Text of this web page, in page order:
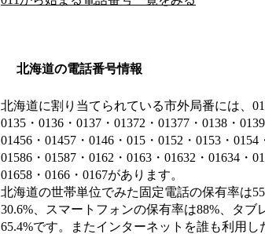
北海道の電話番号情報
北海道に割り当てられている市外局番には、
0135・0136・0137・01372・01377・0138・
01456・01457・0146・015・0152・0153・
01586・01587・0162・0163・01632・01634・
01658・0166・0167があります。
北海道の世帯単位でみた固定電話の保有率は
30.6%、スマートフォンの保有率は88%、タ
65.4%です。またインターネットを誰も利用